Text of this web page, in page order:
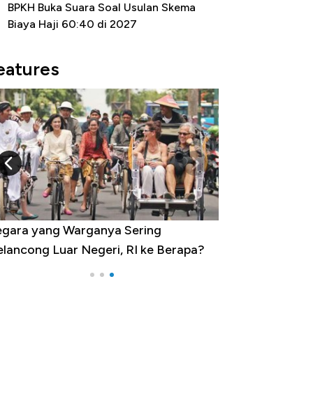
BPKH Buka Suara Soal Usulan Skema
Biaya Haji 60:40 di 2027
yang Warganya Sering
Luar Negeri, RI ke Berapa?